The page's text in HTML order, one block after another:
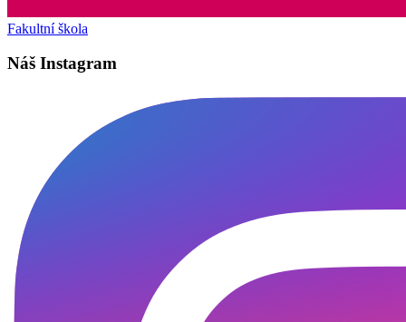
Fakultní škola
Náš Instagram